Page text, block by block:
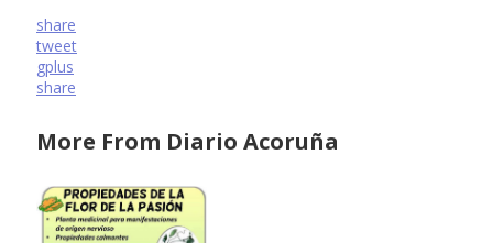
share
tweet
gplus
share
More From Diario Acoruña